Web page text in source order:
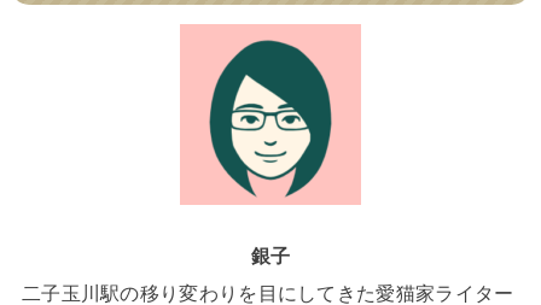
銀子
二子玉川駅の移り変わりを目にしてきた愛猫家ライター